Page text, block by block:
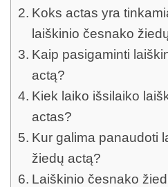
Koks actas yra
laiškinio česnako
Kaip pasigaminti
actą?
Kiek laiko išsilaiko
actas?
Kur galima panaudoti
žiedų actą?
Laiškinio česnako